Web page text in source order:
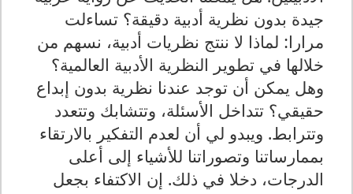
جيدة بدون نظرية أدبية دقيقة؟ تساءلت
مرارا: لماذا لا ننتج نظريات أدبية، نسهم من
خلالها في تطوير النظرية الأدبية العالمية؟
وهل يمكن أن توجد عندنا نظرية بدون إبداع
حقيقي؟ تتداخل الأسئلة، وتتشابك وتتعدد
وتترابط. ويبدو لي أن لعدم التفكير بالارتقاء
بممارساتنا وتصوراتنا للأشياء إلى أعلى
الدرجات، دخلا في ذلك. إن الاكتفاء بجعل